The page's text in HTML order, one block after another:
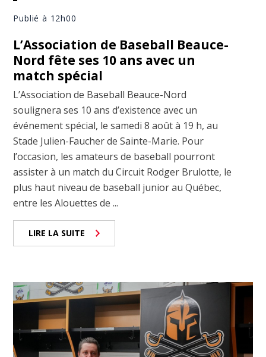
Publié à 12h00
L’Association de Baseball Beauce-
Nord fête ses 10 ans avec un
match spécial
L’Association de Baseball Beauce-Nord
soulignera ses 10 ans d’existence avec un
événement spécial, le samedi 8 août à 19 h, au
Stade Julien-Faucher de Sainte-Marie. Pour
l’occasion, les amateurs de baseball pourront
assister à un match du Circuit Rodger Brulotte, le
plus haut niveau de baseball junior au Québec,
entre les Alouettes de ...
LIRE LA SUITE